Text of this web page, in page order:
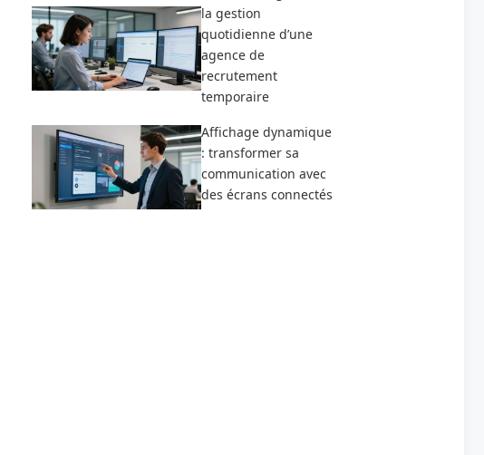
la gestion
quotidienne d’une
agence de
recrutement
temporaire
Affichage dynamique
: transformer sa
communication avec
des écrans connectés